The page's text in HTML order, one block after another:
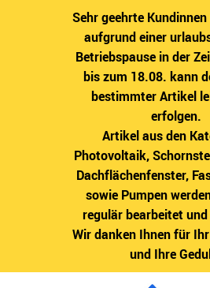
Sehr geehrte
aufgrund einer
Betriebspause in der
bis zum 18.08. kann
bestimmter Artikel
erfolgen.
Artikel aus den
Photovoltaik,
Dachflächenfenster,
sowie Pumpen
regulär bearbeitet
Wir danken Ihnen für
und Ihre